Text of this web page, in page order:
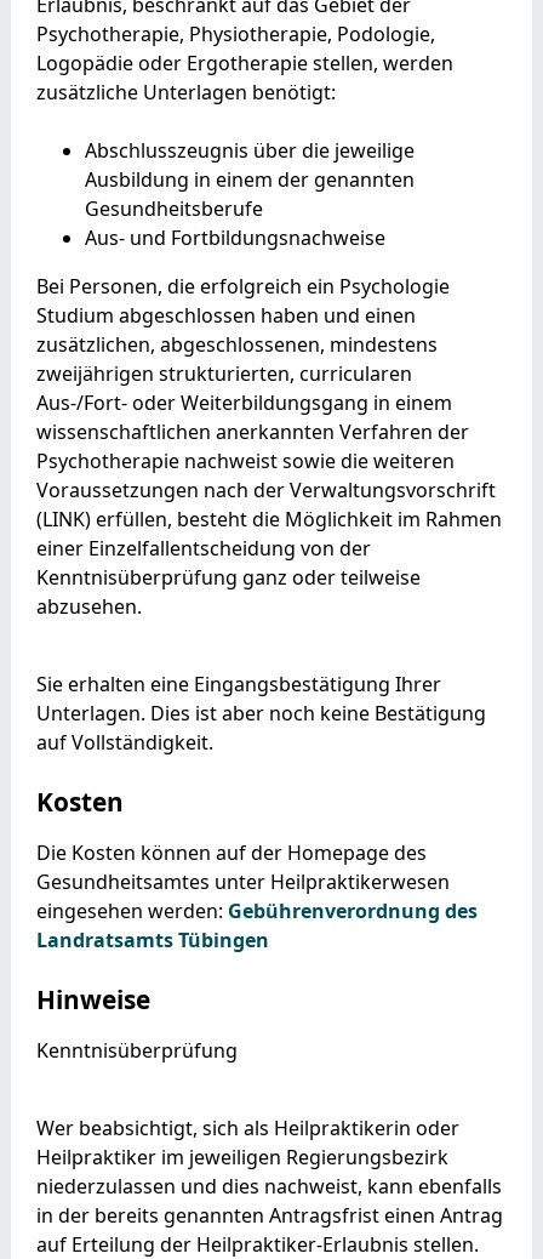
Psychotherapie, Physiotherapie, Podologie,
Logopädie oder Ergotherapie stellen, werden
zusätzliche Unterlagen benötigt:
Abschlusszeugnis über die jeweilige
Ausbildung in einem der genannten
Gesundheitsberufe
Aus- und Fortbildungsnachweise
Bei Personen, die erfolgreich ein Psychologie
Studium abgeschlossen haben und einen
zusätzlichen, abgeschlossenen, mindestens
zweijährigen strukturierten, curricularen
Aus-/Fort- oder Weiterbildungsgang in einem
wissenschaftlichen anerkannten Verfahren der
Psychotherapie nachweist sowie die weiteren
Voraussetzungen nach der Verwaltungsvorschrift
(LINK) erfüllen, besteht die Möglichkeit im Rahmen
einer Einzelfallentscheidung von der
Kenntnisüberprüfung ganz oder teilweise
abzusehen.
Sie erhalten eine Eingangsbestätigung Ihrer
Unterlagen. Dies ist aber noch keine Bestätigung
auf Vollständigkeit.
Kosten
Die Kosten können auf der Homepage des
Gesundheitsamtes unter Heilpraktikerwesen
eingesehen werden: Gebührenverordnung des
Landratsamts Tübingen
Hinweise
Kenntnisüberprüfung
Wer beabsichtigt, sich als Heilpraktikerin oder
Heilpraktiker im jeweiligen Regierungsbezirk
niederzulassen und dies nachweist, kann ebenfalls
in der bereits genannten Antragsfrist einen Antrag
auf Erteilung der Heilpraktiker-Erlaubnis stellen.